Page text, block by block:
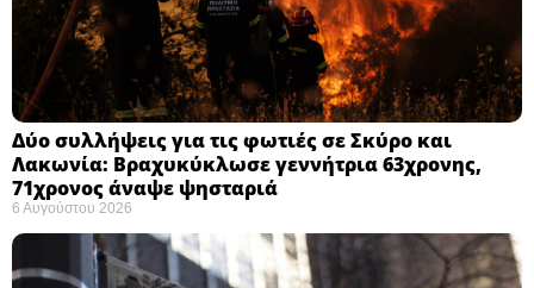
Δύο συλλήψεις για τις φωτιές σε Σκύρο και
Λακωνία: Βραχυκύκλωσε γεννήτρια 63χρονης,
71χρονος άναψε ψησταριά
6 Αυγούστου 2026